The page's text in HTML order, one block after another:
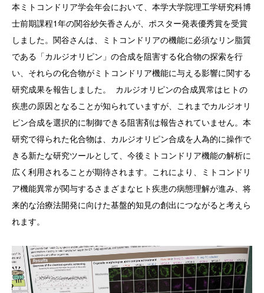
本ミトコンドリア学会年会において、本学大学院理工学研究科博
士前期課程1年の関谷紗矢香さんが、ポスター発表優秀賞を受賞
しました。関谷さんは、ミトコンドリアの機能に必須なリン脂質
である「カルジオリピン」の合成を阻害する化合物の探索を行
い、それらの化合物がミトコンドリア機能に与える影響に関する
研究成果を報告しました。 カルジオリピンの合成異常はヒトの
疾患の原因となることが知られていますが、これまでカルジオリ
ピン合成を選択的に制御できる阻害剤は報告されていません。本
研究で得られた化合物は、カルジオリピン合成を人為的に操作で
きる新たな研究ツールとして、今後ミトコンドリア機能の解析に
広く利用されることが期待されます。これにより、ミトコンドリ
ア機能異常が関与するさまざまなヒト疾患の病態理解が進み、将
来的な治療法開発に向けた基盤的知見の創出につながると考えら
れます。